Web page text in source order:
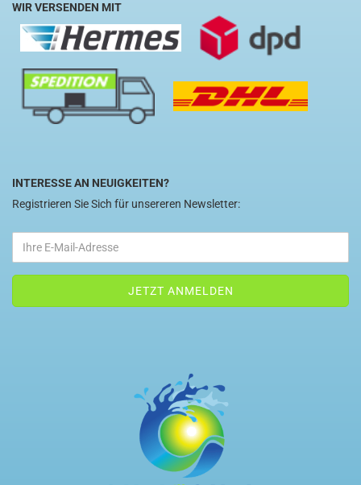
WIR VERSENDEN MIT
INTERESSE AN NEUIGKEITEN?
Registrieren Sie Sich für unsereren Newsletter: